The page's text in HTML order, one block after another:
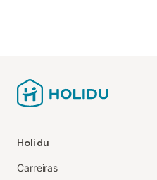
Holidu
Carreiras